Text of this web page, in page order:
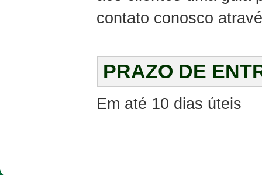
contato conosco
PRAZO DE
Em até 10 dias úteis